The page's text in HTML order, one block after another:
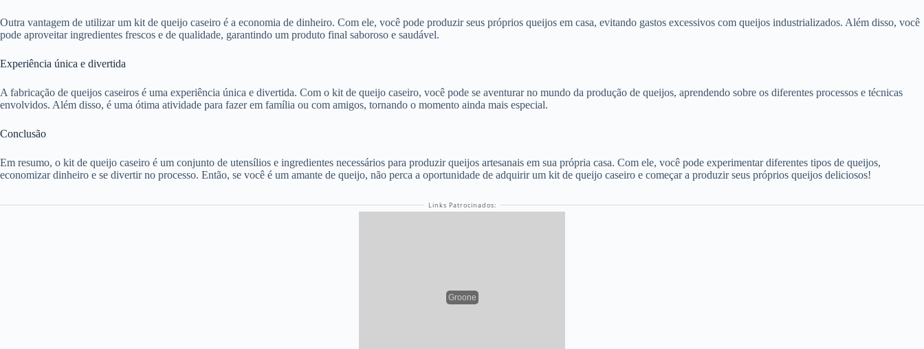
Outra vantagem de utilizar um kit de queijo caseiro é a economia de dinheiro. Com ele, você pode produzir seus próprios queijos em casa, evitando gastos excessivos com queijos industrializados. Além disso, você
pode aproveitar ingredientes frescos e de qualidade, garantindo um produto final saboroso e saudável.
Experiência única e divertida
A fabricação de queijos caseiros é uma experiência única e divertida. Com o kit de queijo caseiro, você pode se aventurar no mundo da produção de queijos, aprendendo sobre os diferentes processos e técnicas
envolvidos. Além disso, é uma ótima atividade para fazer em família ou com amigos, tornando o momento ainda mais especial.
Conclusão
Em resumo, o kit de queijo caseiro é um conjunto de utensílios e ingredientes necessários para produzir queijos artesanais em sua própria casa. Com ele, você pode experimentar diferentes tipos de queijos,
economizar dinheiro e se divertir no processo. Então, se você é um amante de queijo, não perca a oportunidade de adquirir um kit de queijo caseiro e começar a produzir seus próprios queijos deliciosos!